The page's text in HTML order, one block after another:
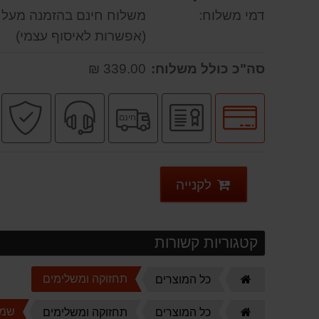
דמי משלוח:
משלוח חינם בהזמנה מעל 299.00 ₪
(אפשרות לאיסוף עצמי)
סה"כ כולל משלוח: 339.00 ₪
לחץ
לאפשרויות
תשלומים
רשמיחינם
משלוח
חינם
שירות
מקצועי
לקנייה
קטגוריות קשורות
כל המוצרים תחזוקה ומשלימים
כל המוצרים תחזוקה ומשלימיםמברג נטען היברו HYBRO H300